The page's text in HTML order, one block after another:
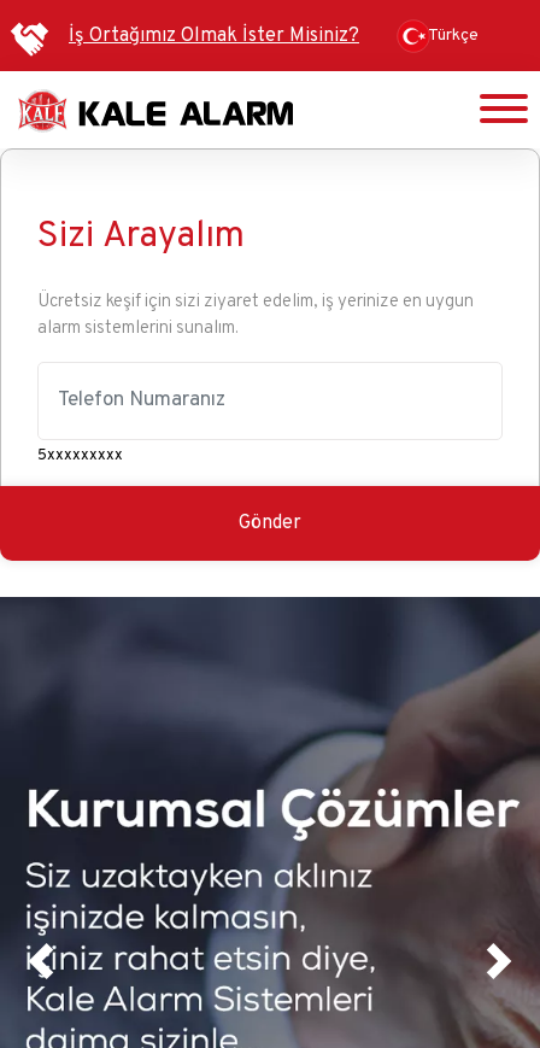
içeriğe
atla
İş Ortağımız Olmak İster Misiniz? Türkçe
Sizi Arayalım
Ücretsiz keşif için sizi ziyaret edelim, iş yerinize en uygun
alarm sistemlerini sunalım.
5xxxxxxxxx